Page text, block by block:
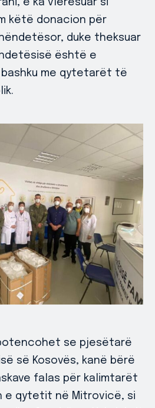
e ka vlerësuar si
këtë donacion për
duke theksuar
është e
me qytetarët të
se pjesëtarë
së Kosovës, kanë bërë
falas për kalimtarët
e qytetit në Mitrovicë, si